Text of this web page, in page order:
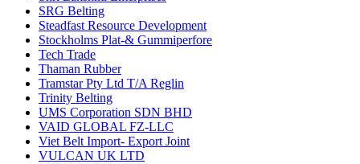
SRG Belting
Steadfast Resource Development
Stockholms Plat-& Gummiperfore
Tech Trade
Thaman Rubber
Tramstar Pty Ltd T/A Reglin
Trinity Belting
UMS Corporation SDN BHD
VAID GLOBAL FZ-LLC
Viet Belt Import- Export Joint
VULCAN UK LTD